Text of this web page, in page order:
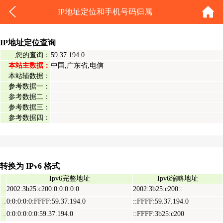
IP地址定位和手机号码归属
IP地址定位查询
您的查询： 59.37.194.0
本站主数据： 中国,广东省,电信
本站辅数据：
参考数据一：
参考数据二：
参考数据三：
参考数据四：
转换为 IPv6 格式
Ipv6完整地址 Ipv6缩略地址
2002:3b25:c200:0:0:0:0:0 2002:3b25:c200::
0:0:0:0:0:FFFF:59.37.194.0 ::FFFF:59.37.194.0
0:0:0:0:0:0:59.37.194.0 ::FFFF:3b25:c200